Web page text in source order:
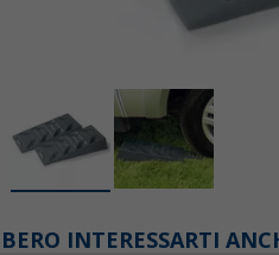
INTERESSARTI